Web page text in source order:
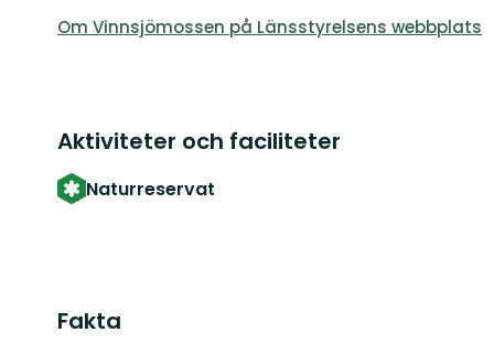
Om Vinnsjömossen på Länsstyrelsens webbplats
Aktiviteter och faciliteter
Naturreservat
Fakta